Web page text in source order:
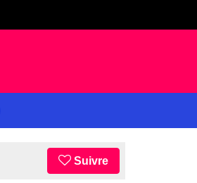
Suivre